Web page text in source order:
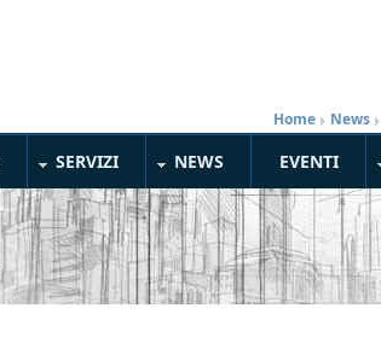
Home » News »
SERVIZI NEWS EVENTI